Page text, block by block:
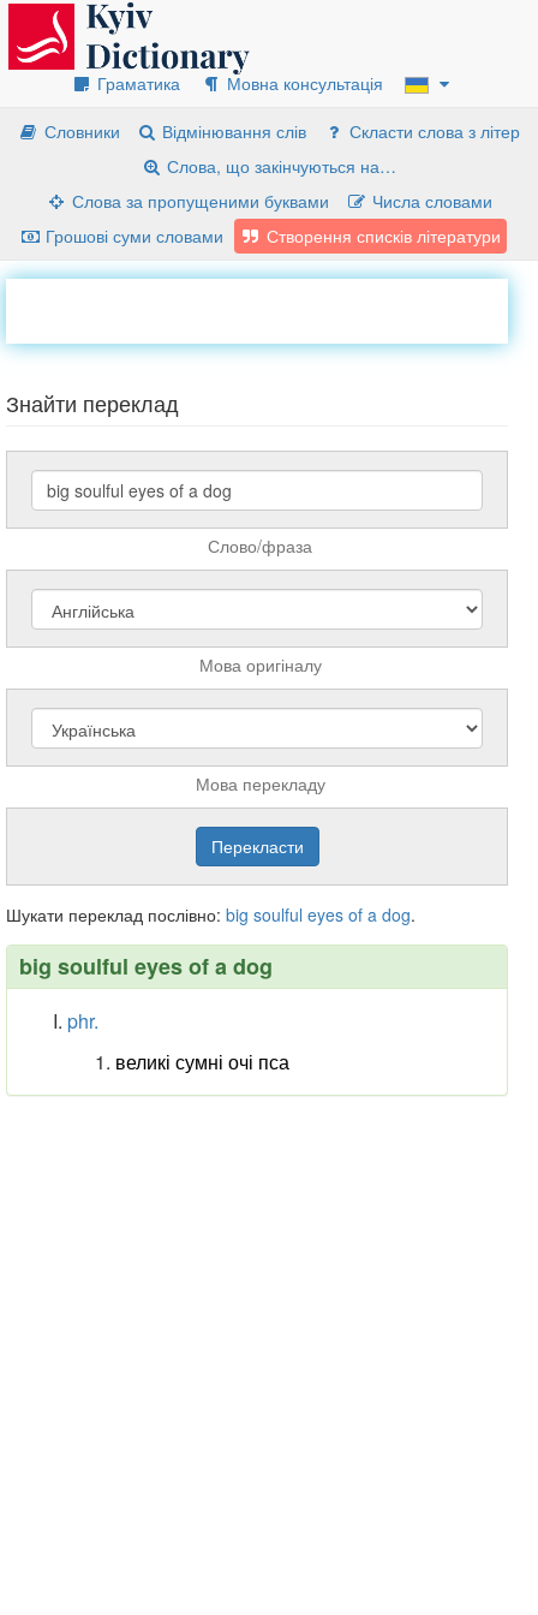
Граматика
Мовна консультація
Словники
Відмінювання слів
Скласти слова з літер
Слова, що закінчуються на…
Слова за пропущеними буквами
Числа словами
Грошові суми словами
Створення списків літератури
Знайти переклад
Слово/фраза
Мова оригіналу
Мова перекладу
Шукати переклад послівно: big soulful eyes of a dog.
big soulful eyes of a dog
phr.
великі сумні очі пса